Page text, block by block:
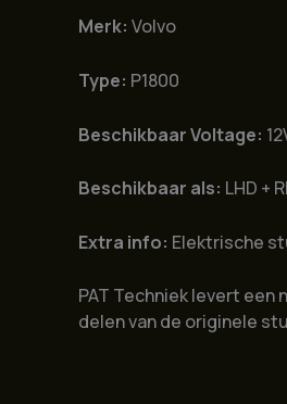
Merk: Volvo
Type: P1800
Beschikbaar Voltage:
Beschikbaar als: LHD +
Extra info: Elektrische
PAT Techniek levert
delen van de originele